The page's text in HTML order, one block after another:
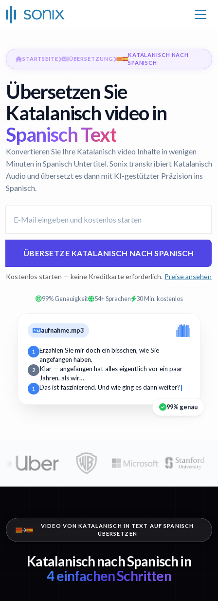
STARTSEITE ÜBERSETZUNG
KATALANISCH NACH
SPANISCH
Übersetzen Sie
Katalanisch video in
Spanisch Text
Konvertieren Sie Ihre Katalanisch video Inhalte in wenigen
Minuten in Spanisch Untertitel. Sonix transkribiert Katalanisch
Audio und übersetzt es dann mit KI-gestützter Präzision ins
Spanisch.
ÜBERSETZE KATALANISCH NACH SPANISCH
Kostenlos starten — keine Kreditkarte erforderlich. Preise ansehen
99% Genauigkeit 54+ Sprachen 30 Min. kostenlos
aufnahme.mp3
1
Erzählen Sie mir doch ein bisschen, wie Sie
angefangen haben.
2
Klar — angefangen hat alles eigentlich vor ein paar
Jahren, als wir…
1 Das ist faszinierend. Und wie ging es dann weiter?
99% genau
VIDEO VON KATALANISCH IN TEXT AUF SPANISCH
ÜBERSETZEN
Katalanisch nach Spanisch in
4 einfachen Schritten